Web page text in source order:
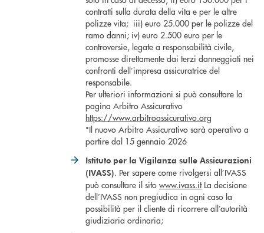
contratti sulla durata della vita e per le altre
polizze vita; iii) euro 25.000 per le polizze del
ramo danni; iv) euro 2.500 euro per le
controversie, legate a responsabilità civile,
promosse direttamente dai terzi danneggiati nei
confronti dell’impresa assicuratrice del
responsabile.
Per ulteriori informazioni si può consultare la
pagina Arbitro Assicurativo
https://www.arbitroassicurativo.org
*Il nuovo Arbitro Assicurativo sarà operativo a
partire dal 15 gennaio 2026
Istituto per la Vigilanza sulle Assicurazioni
(IVASS). Per sapere come rivolgersi all’IVASS
può consultare il sito www.ivass.itLa decisione
dell’IVASS non pregiudica in ogni caso la
possibilità per il cliente di ricorrere all’autorità
giudiziaria ordinaria;